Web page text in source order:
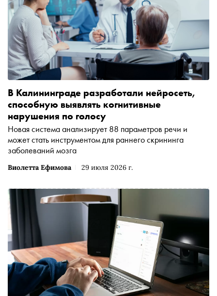
Виолетта Ефимова 29 июля 2026 г.
В Калининграде разработали нейросеть,
способную выявлять когнитивные
нарушения по голосу
Новая система анализирует 88 параметров речи и
может стать инструментом для раннего скрининга
заболеваний мозга